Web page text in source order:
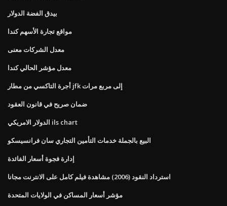
بيدق الفضة الدولار
مواقع تجارة الأسهم كندا
معدل الشركات معنى
معدل مؤشر الحالي كندا
أجرة التاكسي من مطار jfk إلى مربع مرات
ضمان صريح في قانون العقود
الدولار الامريكي ils chart
البيع بالجملة خدمات التأمين التجاري سان فرانسيسكو
إدارة فجوة أسعار الفائدة
استرداد النقود (2006) مشاهدة فيلم كامل على الانترنت مجانا
مؤشر أسعار المساكن في الولايات المتحدة